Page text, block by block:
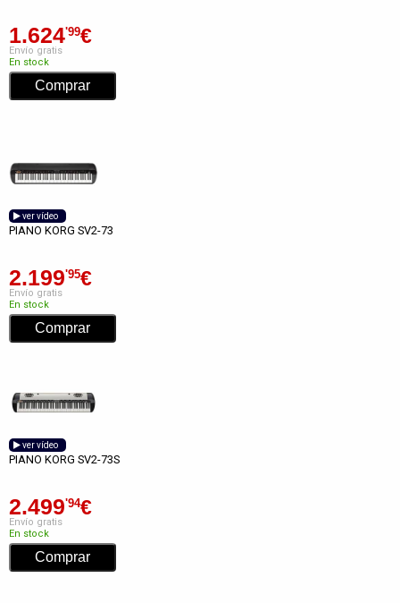
1.624'99€
Envío gratis
En stock
ver vídeo
PIANO KORG SV2-73
2.199'95€
Envío gratis
En stock
ver vídeo
PIANO KORG SV2-73S
2.499'94€
Envío gratis
En stock